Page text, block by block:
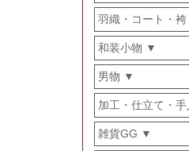
羽織・コート・袴
和装小物
男物
加工・仕立て・
雑貨GG